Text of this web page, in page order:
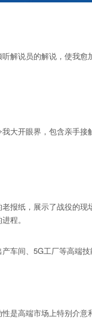
说员的解说，使我愈
开眼界，包含亲手接
纸，展示了战役的现
程。
间、5G工厂等高端技
高端市场上特别介意